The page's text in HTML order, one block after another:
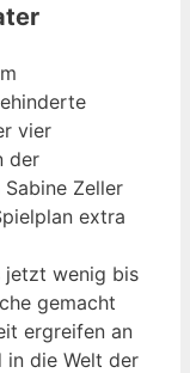
vier
der
Zeller
extra
jetzt wenig bis
gemacht
ergreifen an
in die Welt der